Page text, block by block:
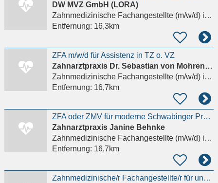
DW MVZ GmbH (LORA)
Zahnmedizinische Fachangestellte (m/w/d)in München
Entfernung: 16,3km
ZFA m/w/d für Assistenz in TZ o. VZ
Zahnarztpraxis Dr. Sebastian von Mohrenschildt & Kollegen
Zahnmedizinische Fachangestellte (m/w/d)in München, Bogenhausen
Entfernung: 16,7km
ZFA oder ZMV für moderne Schwabinger Praxis gesucht!
Zahnarztpraxis Janine Behnke
Zahnmedizinische Fachangestellte (m/w/d)in München
Entfernung: 16,7km
Zahnmedizinische/r Fachangestellte/r für unsere moderne Zahnarztpraxis in München-Maxvorstadt